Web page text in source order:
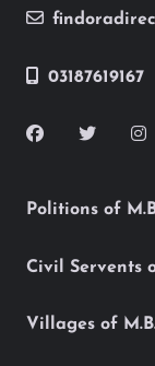
03187619167
Politions of
Civil Servents
Villages of